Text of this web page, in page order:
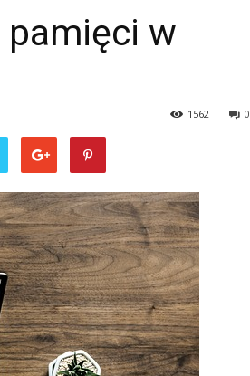
w
0
1562